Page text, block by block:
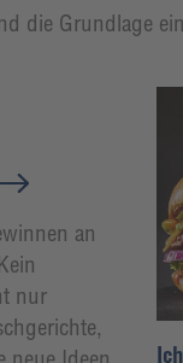
die Grundlage
an
nur